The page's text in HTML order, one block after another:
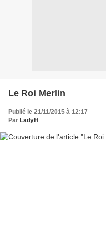
Le Roi Merlin
Publié le 21/11/2015 à 12:17
Par LadyH